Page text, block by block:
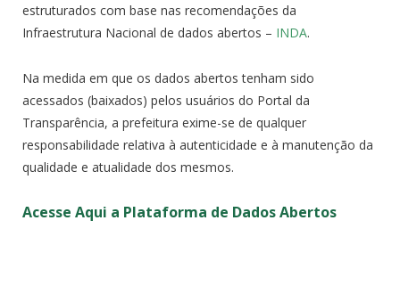
estruturados com base nas recomendações da
Infraestrutura Nacional de dados abertos – INDA.
Na medida em que os dados abertos tenham sido
acessados (baixados) pelos usuários do Portal da
Transparência, a prefeitura exime-se de qualquer
responsabilidade relativa à autenticidade e à manutenção da
qualidade e atualidade dos mesmos.
Acesse Aqui a Plataforma de Dados Abertos